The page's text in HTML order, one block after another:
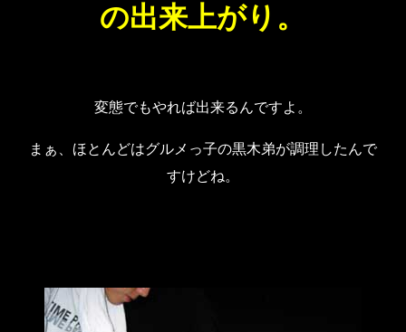
の出来上がり。
変態でもやれば出来るんですよ。
まぁ、ほとんどはグルメっ子の黒木弟が調理したんで
すけどね。